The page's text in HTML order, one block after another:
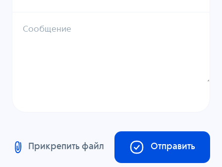
Сообщение
Прикрепить файл Отправить